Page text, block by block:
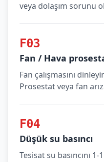
veya dolaşım sorunu
F03
Fan / Hava
Fan çalışmasını
Prosestat veya fan
F04
Düşük su basıncı
Tesisat su basıncını